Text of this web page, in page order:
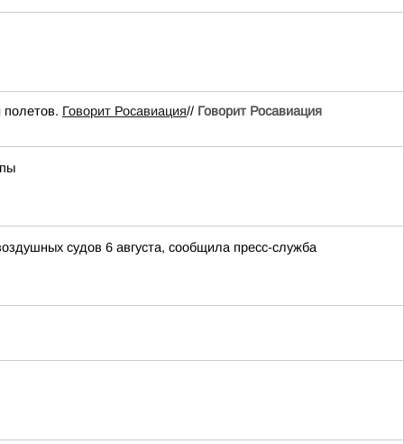
Говорит Росавиация// Говорит Росавиация
судов 6 августа, сообщила пресс-служба